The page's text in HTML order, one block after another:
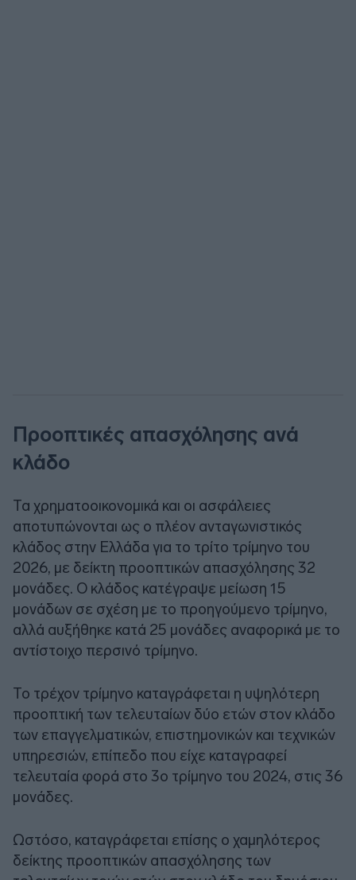
Προοπτικές απασχόλησης ανά
κλάδο
Τα χρηματοοικονομικά και οι ασφάλειες
αποτυπώνονται ως ο πλέον ανταγωνιστικός
κλάδος στην Ελλάδα για το τρίτο τρίμηνο του
2026, με δείκτη προοπτικών απασχόλησης 32
μονάδες. Ο κλάδος κατέγραψε μείωση 15
μονάδων σε σχέση με το προηγούμενο τρίμηνο,
αλλά αυξήθηκε κατά 25 μονάδες αναφορικά με το
αντίστοιχο περσινό τρίμηνο.
Το τρέχον τρίμηνο καταγράφεται η υψηλότερη
προοπτική των τελευταίων δύο ετών στον κλάδο
των επαγγελματικών, επιστημονικών και τεχνικών
υπηρεσιών, επίπεδο που είχε καταγραφεί
τελευταία φορά στο 3ο τρίμηνο του 2024, στις 36
μονάδες.
Ωστόσο, καταγράφεται επίσης ο χαμηλότερος
δείκτης προοπτικών απασχόλησης των